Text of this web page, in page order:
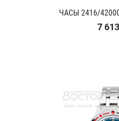
ЧАСЫ 2416/
7